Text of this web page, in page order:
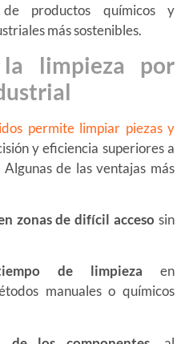
productos químicos y
más sostenibles.
limpieza por
permite limpiar piezas y
y eficiencia superiores a
de las ventajas más
zonas de difícil acceso sin
de limpieza en
manuales o químicos